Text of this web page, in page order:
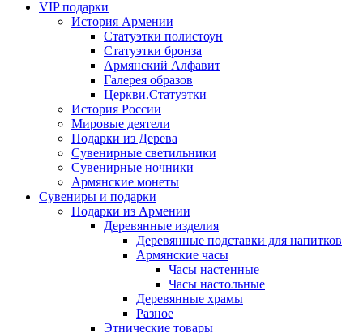
VIP подарки
История Армении
Статуэтки полистоун
Статуэтки бронза
Армянский Алфавит
Галерея образов
Церкви.Статуэтки
История России
Мировые деятели
Подарки из Дерева
Сувенирные светильники
Сувенирные ночники
Армянские монеты
Сувениры и подарки
Подарки из Армении
Деревянные изделия
Деревянные подставки для напитков
Армянские часы
Часы настенные
Часы настольные
Деревянные храмы
Разное
Этнические товары